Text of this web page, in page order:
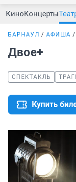
КиноКонцерты
БАРНАУЛ АФИША
Двое+
СПЕКТАКЛЬ
Купить